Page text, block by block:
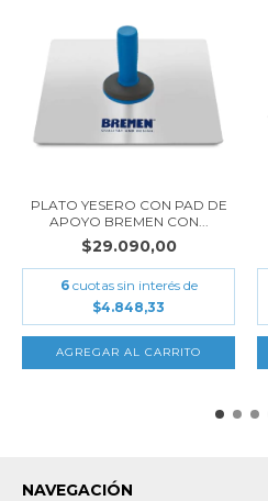
PLATO YESERO CON PAD DE
APOYO BREMEN CON...
$29.090,00
6 cuotas sin interés de
$4.848,33
NAVEGACIÓN